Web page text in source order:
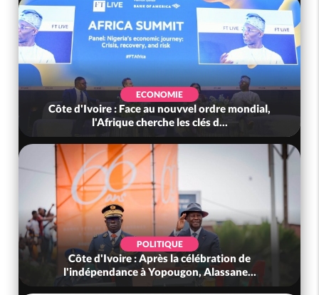
ECONOMIE
Côte d'Ivoire : Face au nouvvel ordre mondial,
l'Afrique cherche les clés d...
POLITIQUE
Côte d'Ivoire : Après la célébration de
l'indépendance à Yopougon, Alassane...